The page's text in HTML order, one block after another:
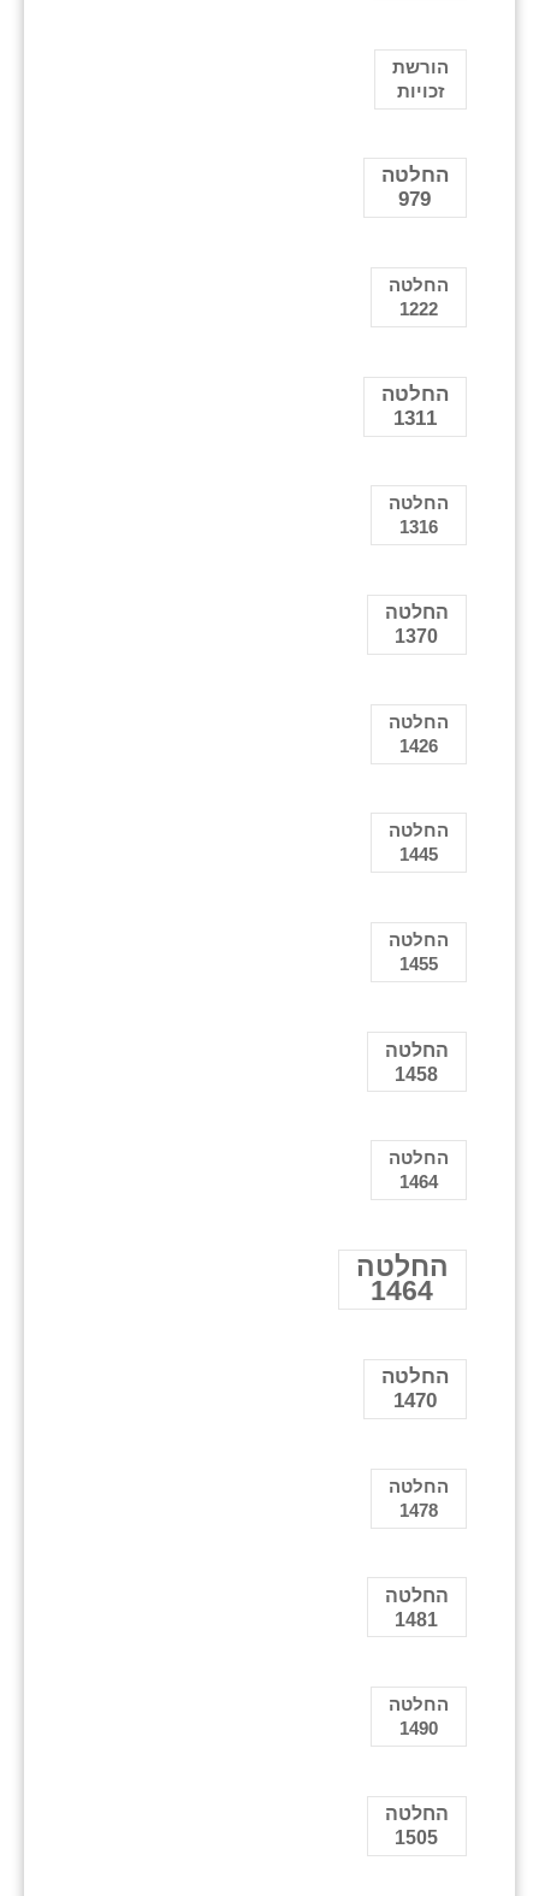
הורשת
זכויות
החלטה
979
החלטה
1222
החלטה
1311
החלטה
1316
החלטה
1370
החלטה
1426
החלטה
1445
החלטה
1455
החלטה
1458
החלטה
1464
החלטה
1464
החלטה
1470
החלטה
1478
החלטה
1481
החלטה
1490
החלטה
1505